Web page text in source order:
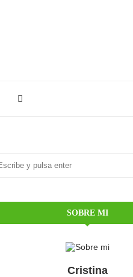
SOBRE MI
Cristina